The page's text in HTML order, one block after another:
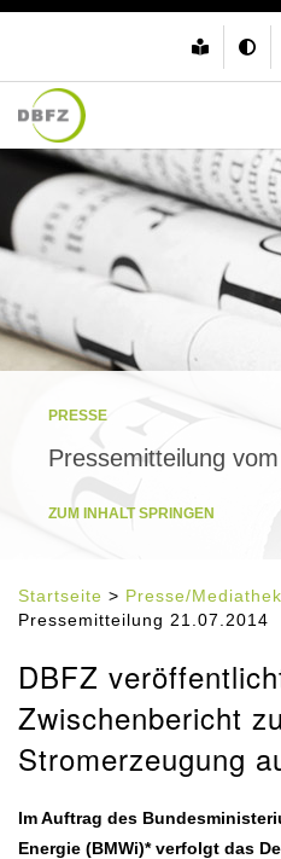
PRESSE
Pressemitteilung
ZUM INHALT SPRINGEN
Startseite > Presse/Mediathek
Pressemitteilung 21.07.2014
DBFZ
Zwischenbericht
Stromerzeugung
Im Auftrag des
Energie (BMWi)* verfolgt das